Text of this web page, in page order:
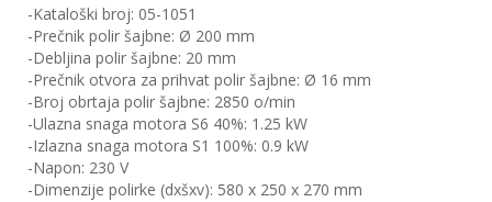
Alati
radionica
-Kataloški broj: 05-1051
-Prečnik polir šajbne: Ø 200 mm
-Debljina polir šajbne: 20 mm
-Prečnik otvora za prihvat polir šajbne: Ø 16 mm
-Broj obrtaja polir šajbne: 2850 o/min
-Ulazna snaga motora S6 40%: 1.25 kW
-Izlazna snaga motora S1 100%: 0.9 kW
-Napon: 230 V
-Dimenzije polirke (dxšxv): 580 x 250 x 270 mm